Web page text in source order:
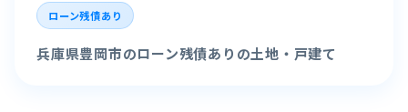
ローン残債あり
兵庫県豊岡市のローン残債ありの土地・戸建て